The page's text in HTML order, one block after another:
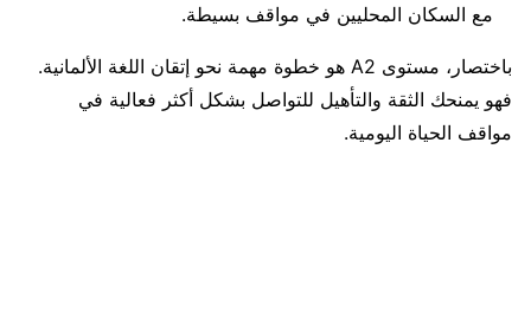
مع السكان المحليين في مواقف بسيطة.
باختصار، مستوى A2 هو خطوة مهمة نحو إتقان اللغة الألمانية.
فهو يمنحك الثقة والتأهيل للتواصل بشكل أكثر فعالية في
مواقف الحياة اليومية.